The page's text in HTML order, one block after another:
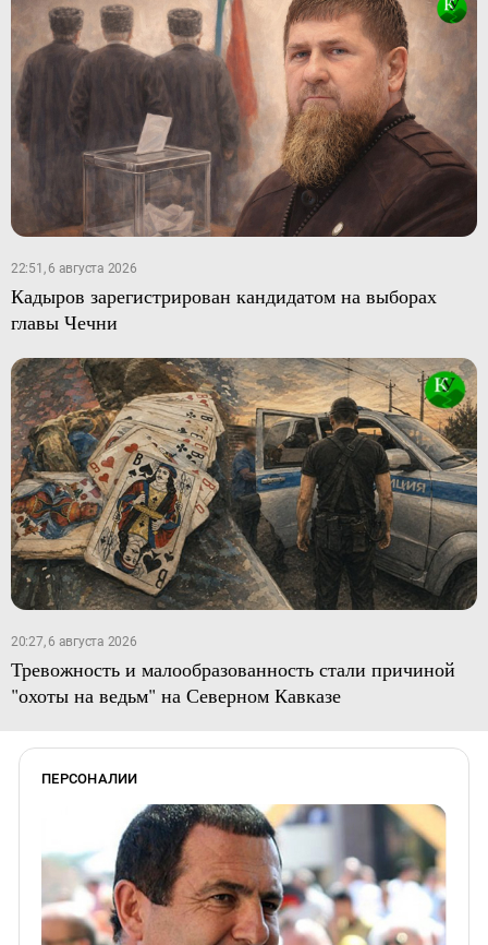
22:51, 6 августа 2026
Кадыров зарегистрирован кандидатом на выборах
главы Чечни
20:27, 6 августа 2026
Тревожность и малообразованность стали причиной
"охоты на ведьм" на Северном Кавказе
ПЕРСОНАЛИИ